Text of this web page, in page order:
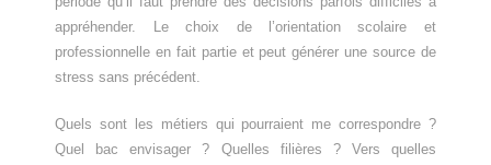
appréhender. Le choix de l’orientation scolaire et
professionnelle en fait partie et peut générer une source de
stress sans précédent.
Quels sont les métiers qui pourraient me correspondre ?
Quel bac envisager ? Quelles filières ? Vers quelles